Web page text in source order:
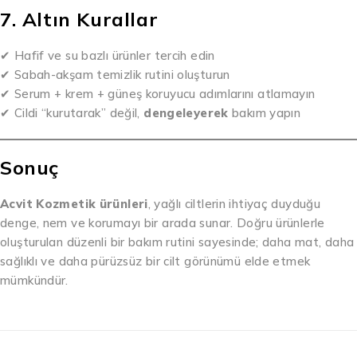
7. Altın Kurallar
✔ Hafif ve su bazlı ürünler tercih edin
✔ Sabah-akşam temizlik rutini oluşturun
✔ Serum + krem + güneş koruyucu adımlarını atlamayın
✔ Cildi “kurutarak” değil, dengeleyerek bakım yapın
Sonuç
Acvit Kozmetik ürünleri, yağlı ciltlerin ihtiyaç duyduğu
denge, nem ve korumayı bir arada sunar. Doğru ürünlerle
oluşturulan düzenli bir bakım rutini sayesinde; daha mat, daha
sağlıklı ve daha pürüzsüz bir cilt görünümü elde etmek
mümkündür.